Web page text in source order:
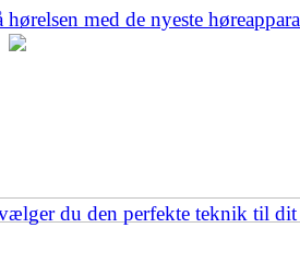
hørelsen med de nyeste